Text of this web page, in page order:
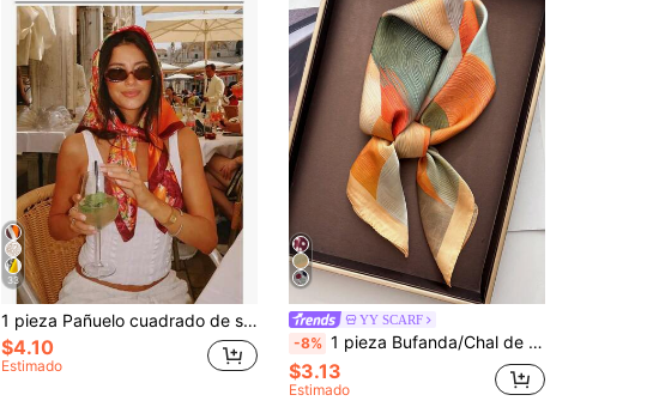
33
1 pieza Pañuelo cuadrado de satén con estampado minimalista, nuevo pañuelo de primavera para mujeres, como cinturón, decoración de bolso, cinta, diadema o bufanda
$4.10
Estimado
YY SCARF
-8% 1 pieza Bufanda/Chal de seda con estampado abstracto colorido de estilo europeo & americano, casual para primavera/otoño, unisex, para exteriores, ciclismo, trabajo
$3.13
Estimado